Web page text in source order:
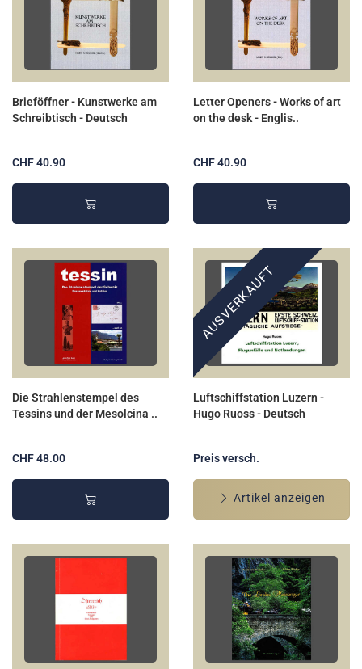
Brieföffner - Kunstwerke am
Schreibtisch - Deutsch
CHF 40.90
Letter Openers - Works of art
on the desk - Englis..
CHF 40.90
Die Strahlenstempel des
Tessins und der Mesolcina ..
CHF 48.00
AUSVERKAUFT
Luftschiffstation Luzern -
Hugo Ruoss - Deutsch
Preis versch.
Artikel anzeigen